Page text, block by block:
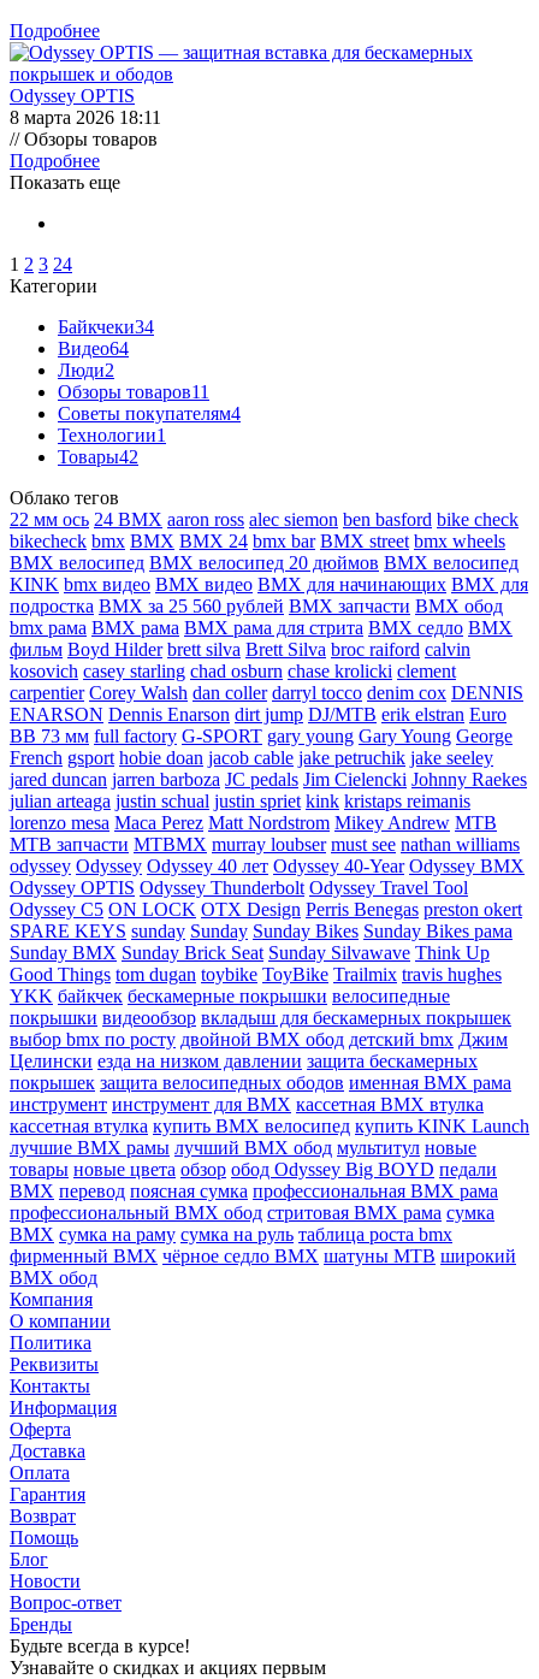
Подробнее
Odyssey OPTIS
8 марта 2026 18:11
// Обзоры товаров
Подробнее
Показать еще
1 2 3 24
Категории
Байкчеки34
Видео64
Люди2
Обзоры товаров11
Советы покупателям4
Технологии1
Товары42
Облако тегов
22 мм ось 24 BMX aaron ross alec siemon ben basford bike check
bikecheck bmx BMX BMX 24 bmx bar BMX street bmx wheels
BMX велосипед BMX велосипед 20 дюймов BMX велосипед
KINK bmx видео BMX видео BMX для начинающих BMX для
подростка BMX за 25 560 рублей BMX запчасти BMX обод
bmx рама BMX рама BMX рама для стрита BMX седло BMX
фильм Boyd Hilder brett silva Brett Silva broc raiford calvin
kosovich casey starling chad osburn chase krolicki clement
carpentier Corey Walsh dan coller darryl tocco denim cox DENNIS
ENARSON Dennis Enarson dirt jump DJ/MTB erik elstran Euro
BB 73 мм full factory G-SPORT gary young Gary Young George
French gsport hobie doan jacob cable jake petruchik jake seeley
jared duncan jarren barboza JC pedals Jim Cielencki Johnny Raekes
julian arteaga justin schual justin spriet kink kristaps reimanis
lorenzo mesa Maca Perez Matt Nordstrom Mikey Andrew MTB
MTB запчасти MTBMX murray loubser must see nathan williams
odyssey Odyssey Odyssey 40 лет Odyssey 40-Year Odyssey BMX
Odyssey OPTIS Odyssey Thunderbolt Odyssey Travel Tool
Odyssey С5 ON LOCK OTX Design Perris Benegas preston okert
SPARE KEYS sunday Sunday Sunday Bikes Sunday Bikes рама
Sunday BMX Sunday Brick Seat Sunday Silvawave Think Up
Good Things tom dugan toybike ToyBike Trailmix travis hughes
YKK байкчек бескамерные покрышки велосипедные
покрышки видеообзор вкладыш для бескамерных покрышек
выбор bmx по росту двойной BMX обод детский bmx Джим
Целински езда на низком давлении защита бескамерных
покрышек защита велосипедных ободов именная BMX рама
инструмент инструмент для BMX кассетная BMX втулка
кассетная втулка купить BMX велосипед купить KINK Launch
лучшие BMX рамы лучший BMX обод мультитул новые
товары новые цвета обзор обод Odyssey Big BOYD педали
BMX перевод поясная сумка профессиональная BMX рама
профессиональный BMX обод стритовая BMX рама сумка
BMX сумка на раму сумка на руль таблица роста bmx
фирменный BMX чёрное седло BMX шатуны MTB широкий
BMX обод
Компания
О компании
Политика
Реквизиты
Контакты
Информация
Оферта
Доставка
Оплата
Гарантия
Возврат
Помощь
Блог
Новости
Вопрос-ответ
Бренды
Будьте всегда в курсе!
Узнавайте о скидках и акциях первым